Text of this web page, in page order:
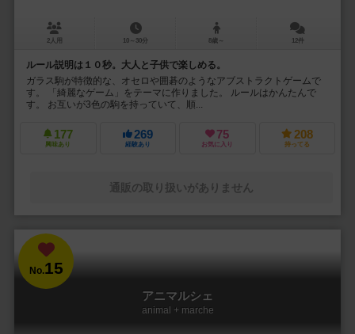
2人用 10～30分 8歳～ 12件
ルール説明は１０秒。大人と子供で楽しめる。
ガラス駒が特徴的な、オセロや囲碁のようなアブストラクトゲームで
す。 「綺麗なゲーム」をテーマに作りました。 ルールはかんたんで
す。 お互いが3色の駒を持っていて、順...
177
興味あり
269
経験あり
75
お気に入り
208
持ってる
通販の取り扱いがありません
No.15
アニマルシェ
animal + marche